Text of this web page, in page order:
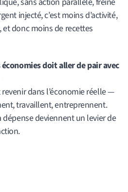
injecté, c’est moins d’activité,
et donc moins de recettes
doit aller de pair avec
dans l’économie réelle —
travaillent, entreprennent.
dépense deviennent un levier de